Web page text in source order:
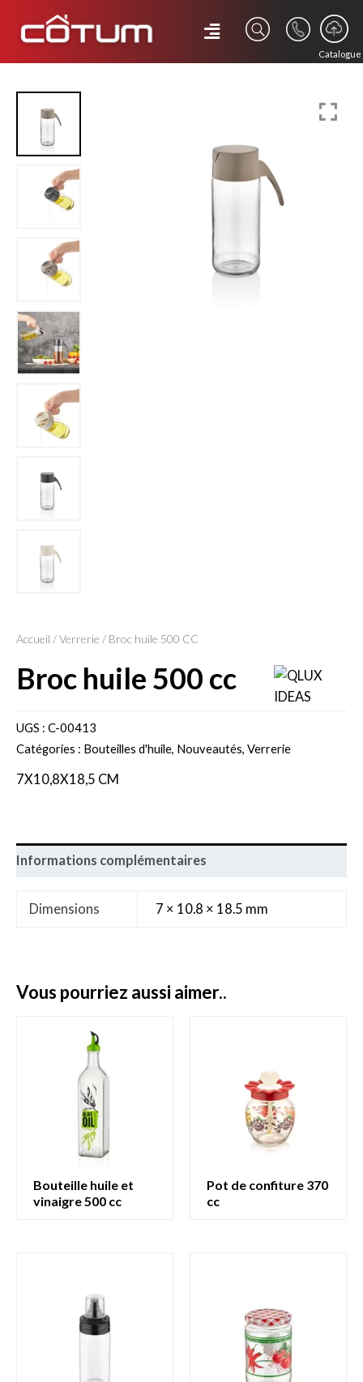
Catalogue
Accueil /Verrerie / Broc huile 500 CC
broc huile 500 cc
UGS : C-00413
Catégories : Bouteilles d'huile, Nouveautés, Verrerie
7X10,8X18,5 CM
Informations complémentaires
Dimensions 7 × 10.8 × 18.5 mm
vous pourriez aussi aimer..
bouteille huile et
vinaigre 500 cc
pot de confiture 370
cc